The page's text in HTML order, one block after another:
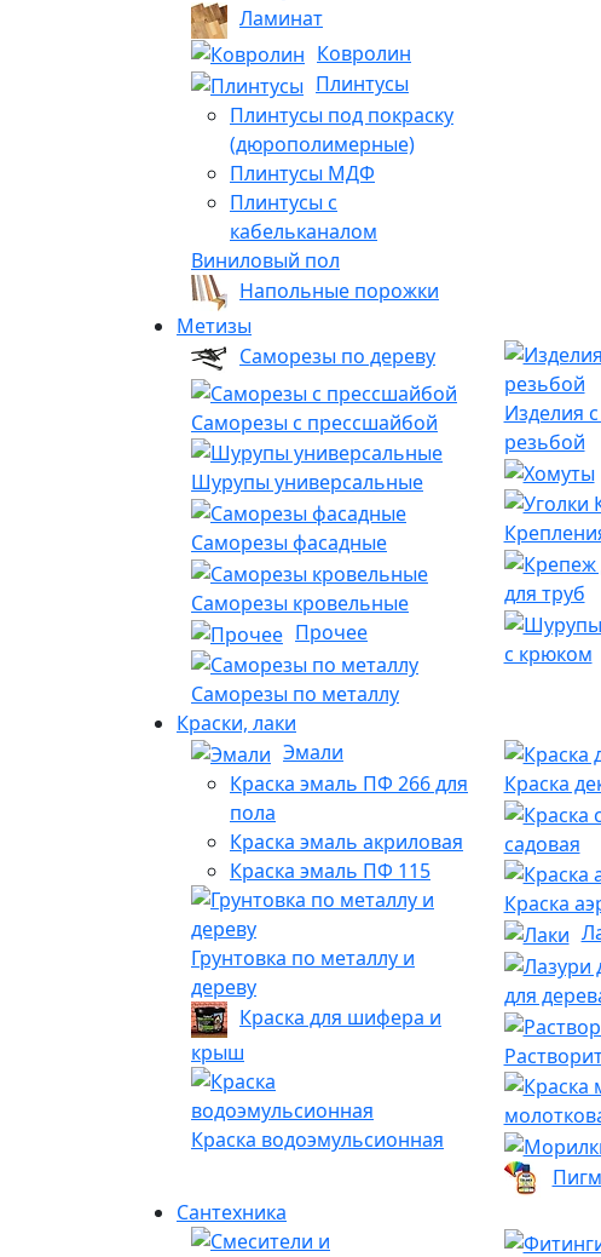
Ламинат
Ковролин
Плинтусы
Плинтусы под покраску
(дюрополимерные)
Плинтусы МДФ
Плинтусы с
кабельканалом
Виниловый пол
Напольные порожки
Метизы
Саморезы по дереву
Саморезы с прессшайбой
Шурупы универсальные
Саморезы фасадные
Саморезы кровельные
Прочее
Саморезы по металлу
Изделия
резьбой
для труб
с крюком
Краски, лаки
Эмали
Краска эмаль ПФ 266 для
пола
Краска эмаль акриловая
Краска эмаль ПФ 115
Грунтовка по металлу и
дереву
Краска для шифера и
крыш
Краска водоэмульсионная
Краска
садовая
Краска
для
Сантехника